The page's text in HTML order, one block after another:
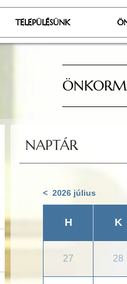
TELEPÜLÉSÜNK
NAPTÁR
< 2026 július
H K
27 28